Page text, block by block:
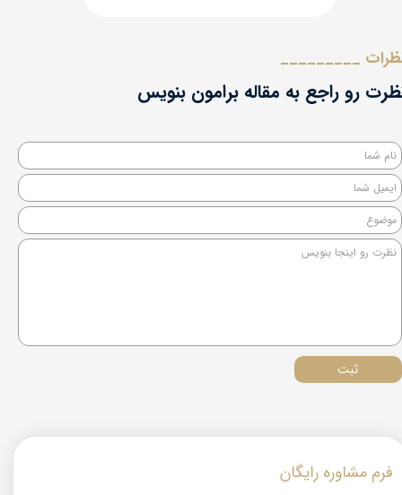
ثبت
_________
رو راجع به مقاله برامون بنویس
فرم مشاوره رایگان